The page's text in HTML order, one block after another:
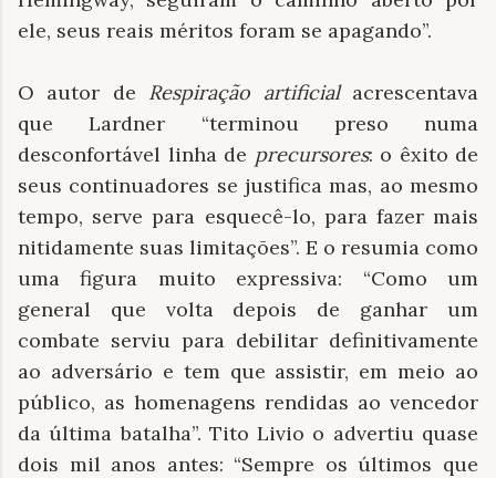
ele, seus reais méritos foram se apagando”.
O autor de Respiração artificialacrescentava
que Lardner “terminou preso numa
desconfortável linha de precursores: o êxito de
seus continuadores se justifica mas, ao mesmo
tempo, serve para esquecê-lo, para fazer mais
nitidamente suas limitações”. E o resumia como
uma figura muito expressiva: “Como um
general que volta depois de ganhar um
combate serviu para debilitar definitivamente
ao adversário e tem que assistir, em meio ao
público, as homenagens rendidas ao vencedor
da última batalha”. Tito Livio o advertiu quase
dois mil anos antes: “Sempre os últimos que